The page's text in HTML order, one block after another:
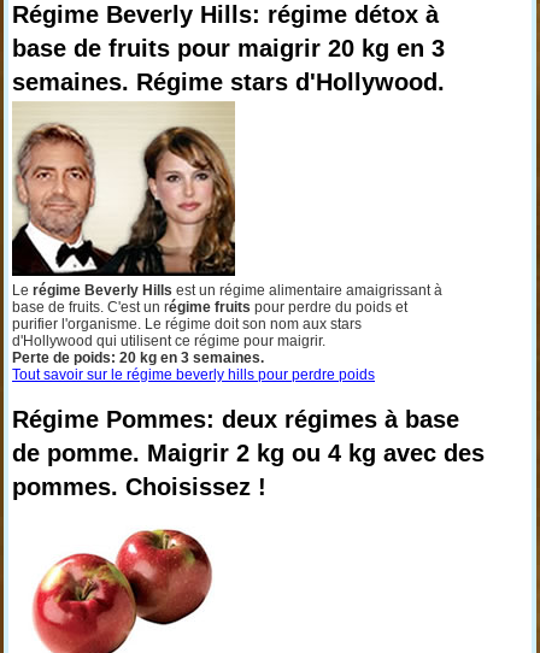
Régime Beverly Hills: régime détox à
base de fruits pour maigrir 20 kg en 3
semaines. Régime stars d'Hollywood.
Le régime Beverly Hills est un régime alimentaire amaigrissant à
base de fruits. C'est un régime fruits pour perdre du poids et
purifier l'organisme. Le régime doit son nom aux stars
d'Hollywood qui utilisent ce régime pour maigrir.
Perte de poids: 20 kg en 3 semaines.
Tout savoir sur le régime beverly hills pour perdre poids
Régime Pommes: deux régimes à base
de pomme. Maigrir 2 kg ou 4 kg avec des
pommes. Choisissez !